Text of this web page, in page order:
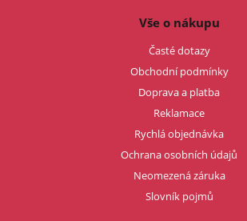
Vše o nákupu
Časté dotazy
Obchodní podmínky
Doprava a platba
Reklamace
Rychlá objednávka
Ochrana osobních údajů
Neomezená záruka
Slovník pojmů